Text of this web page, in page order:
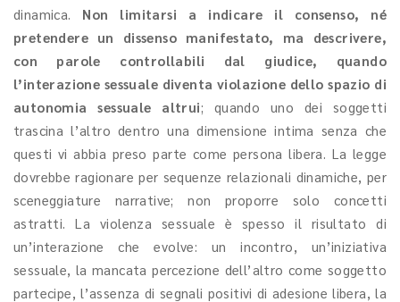
dinamica. Non limitarsi a indicare il consenso, né
pretendere un dissenso manifestato, ma descrivere,
con parole controllabili dal giudice, quando
l’interazione sessuale diventa violazione dello spazio di
autonomia sessuale altrui; quando uno dei soggetti
trascina l’altro dentro una dimensione intima senza che
questi vi abbia preso parte come persona libera. La legge
dovrebbe ragionare per sequenze relazionali dinamiche, per
sceneggiature narrative; non proporre solo concetti
astratti. La violenza sessuale è spesso il risultato di
un’interazione che evolve: un incontro, un’iniziativa
sessuale, la mancata percezione dell’altro come soggetto
partecipe, l’assenza di segnali positivi di adesione libera, la